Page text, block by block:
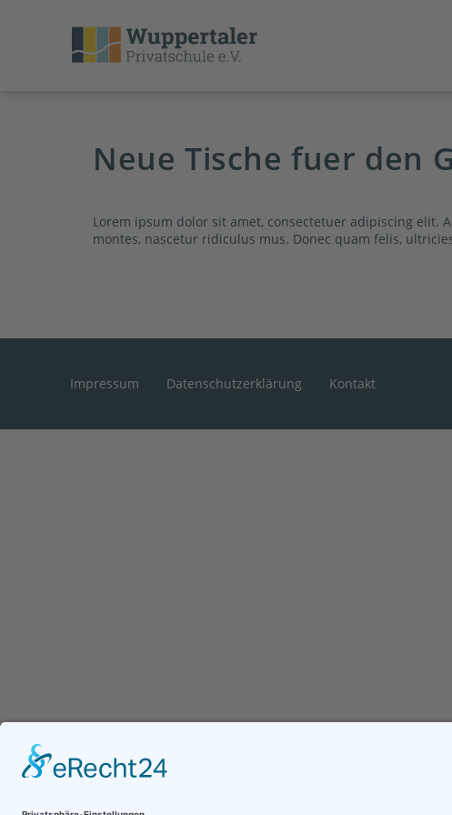
Neue Tische fuer den
Lorem ipsum dolor sit amet, consectetuer adipiscing elit.
montes, nascetur ridiculus mus. Donec quam felis,
Impressum Datenschutzerklärung Kontakt